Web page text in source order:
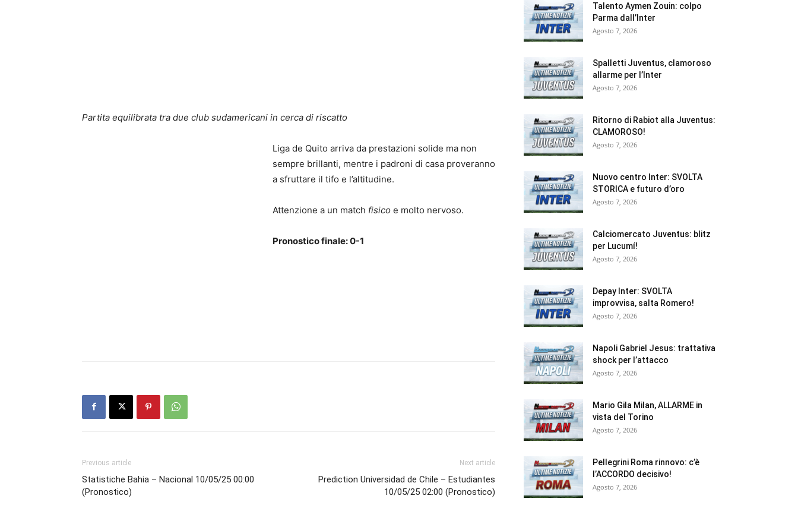
Partita equilibrata tra due club sudamericani in cerca di riscatto
Liga de Quito arriva da prestazioni solide ma non
sempre brillanti, mentre i padroni di casa proveranno
a sfruttare il tifo e l’altitudine.
Attenzione a un match fisico e molto nervoso.
Pronostico finale: 0-1
Previous article
Statistiche Bahia – Nacional 10/05/25 00:00
(Pronostico)
Next article
Prediction Universidad de Chile – Estudiantes
10/05/25 02:00 (Pronostico)
Talento Aymen Zouin: colpo
Parma dall’Inter
Agosto 7, 2026
Spalletti Juventus, clamoroso
allarme per l’Inter
Agosto 7, 2026
Ritorno di Rabiot alla Juventus:
CLAMOROSO!
Agosto 7, 2026
Nuovo centro Inter: SVOLTA
STORICA e futuro d’oro
Agosto 7, 2026
Calciomercato Juventus: blitz
per Lucumí!
Agosto 7, 2026
Depay Inter: SVOLTA
improvvisa, salta Romero!
Agosto 7, 2026
Napoli Gabriel Jesus: trattativa
shock per l’attacco
Agosto 7, 2026
Mario Gila Milan, ALLARME in
vista del Torino
Agosto 7, 2026
Pellegrini Roma rinnovo: c’è
l’ACCORDO decisivo!
Agosto 7, 2026